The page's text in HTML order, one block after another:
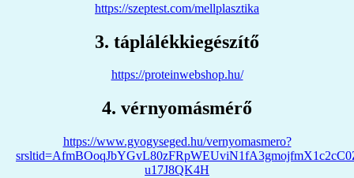
https://szeptest.com/mellplasztika
3. táplálékkiegészítő
https://proteinwebshop.hu/
4. vérnyomásmérő
https://www.gyogyseged.hu/vernyomasmero?
u17J8QK4H